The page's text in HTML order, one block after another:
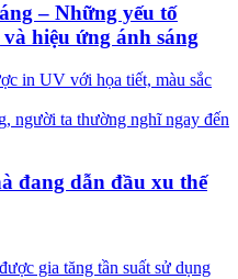
– Những yếu tố
hiệu ứng ánh sáng
người ta thường nghĩ ngay đến
đang dẫn đầu xu thế
gia tăng tần suất sử dụng